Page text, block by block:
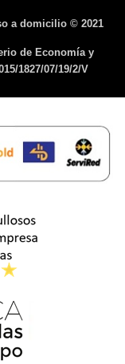
a domicilio © 2021
de Economía y
1827/07/19/2/V